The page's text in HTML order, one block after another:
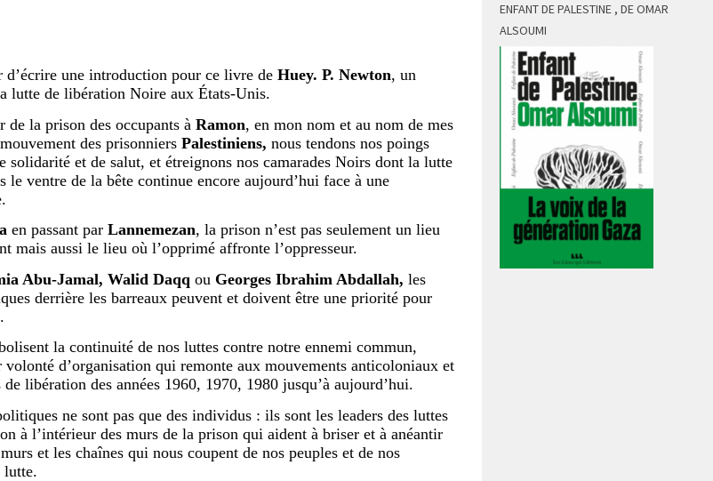
d’écrire une introduction pour ce livre de Huey. P. Newton, un
lutte de libération Noire aux États-Unis.
de la prison des occupants à Ramon, en mon nom et au nom de mes
des prisonniers Palestiniens, nous tendons nos poings
solidarité et de salut, et étreignons nos camarades Noirs dont la lutte
le ventre de la bête continue encore aujourd’hui face à une
en passant par Lannemezan, la prison n’est pas seulement un lieu
mais aussi le lieu où l’opprimé affronte l’oppresseur.
Abu-Jamal, Walid Daqq ou Georges Ibrahim Abdallah, les
derrière les barreaux peuvent et doivent être une priorité pour
la continuité de nos luttes contre notre ennemi commun,
volonté d’organisation qui remonte aux mouvements anticoloniaux et
libération des années 1960, 1970, 1980 jusqu’à aujourd’hui.
ne sont pas que des individus : ils sont les leaders des luttes
à l’intérieur des murs de la prison qui aident à briser et à anéantir
et les chaînes qui nous coupent de nos peuples et de nos
lutte.
ENFANT DE PALESTINE , DE OMAR
ALSOUMI